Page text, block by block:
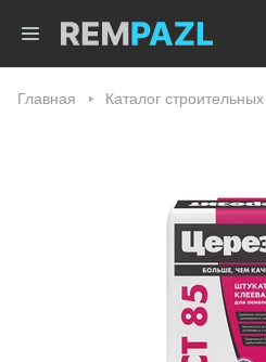
Главная Каталог